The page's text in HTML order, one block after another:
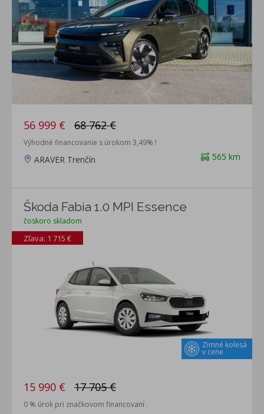
56 999 € 68 762 €
Výhodné financovanie s úrokom 3,49% !
565 km
ARAVER Trenčín
Škoda Fabia 1.0 MPI Essence
čoskoro skladom
Zimné kolesá
v cene
Zľava: 1 715 €
15 990 € 17 705 €
0 % úrok pri značkovom financovaní .